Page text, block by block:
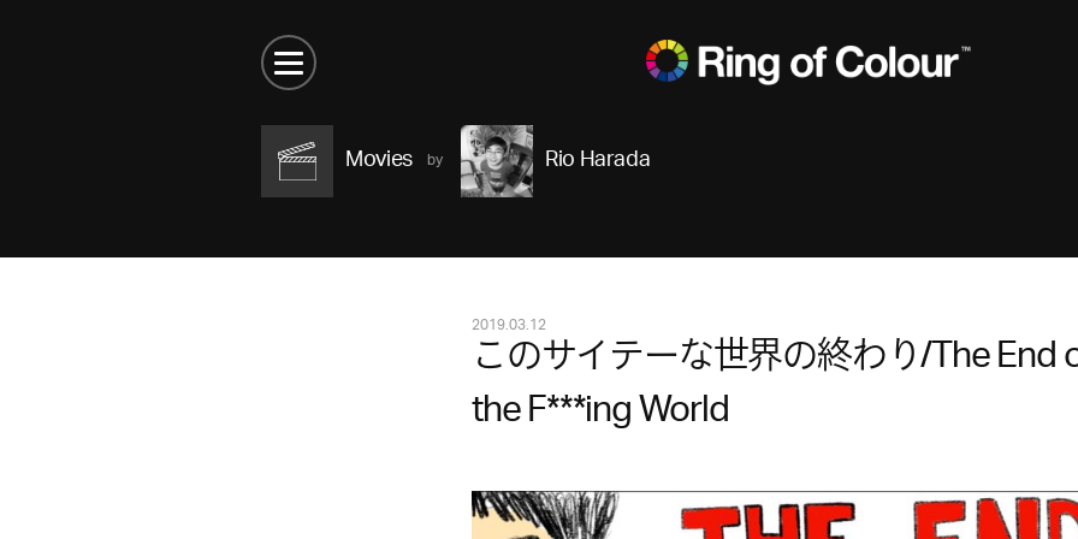
Movies Rio Harada
2019.03.12
このサイテーな世界の終わり/The End
the F***ing World